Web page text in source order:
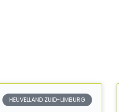
HEUVELLAND ZUID-LIMBURG